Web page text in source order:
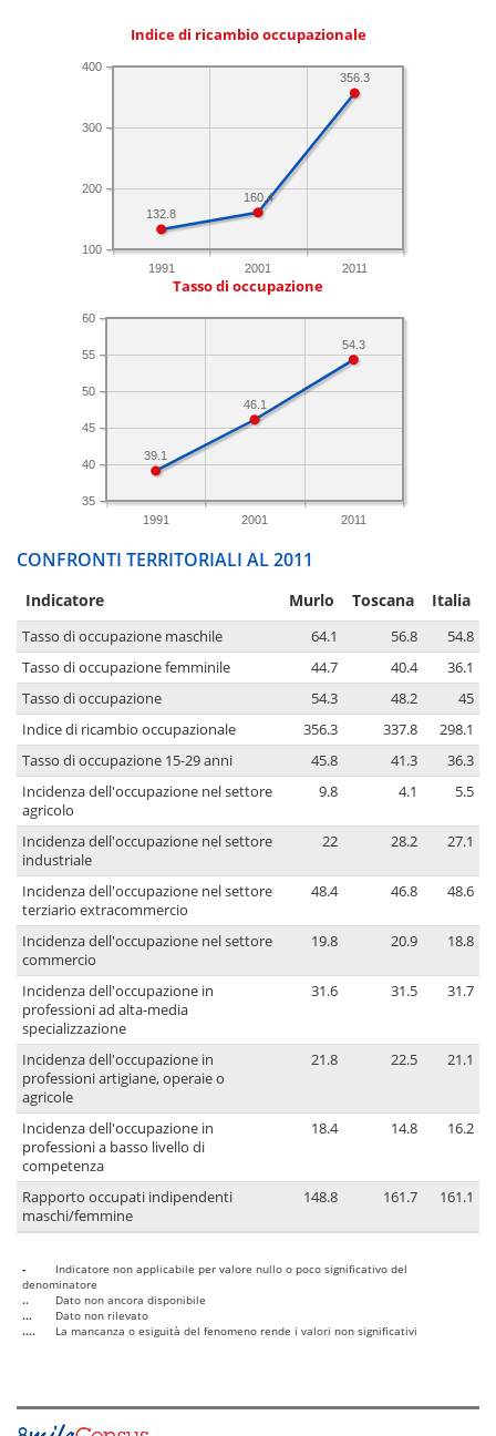
Indice di ricambio occupazionale
1991 2001 2011
100
200
300
400
356.3
160.4
132.8
Tasso di occupazione
1991 2001 2011
35
40
45
50
55
60
54.3
46.1
39.1
CONFRONTI TERRITORIALI AL 2011
Indicatore Murlo Toscana Italia
Tasso di occupazione maschile 64.1 56.8
54.8
Tasso di occupazione femminile
44.7 40.4
36.1
Tasso di occupazione
54.3 48.2
45
Indice di ricambio occupazionale
356.3 337.8
298.1
Tasso di occupazione 15-29 anni
45.8 41.3
36.3
Incidenza dell'occupazione nel settore
agricolo
9.8 4.1 5.5
Incidenza dell'occupazione nel settore
industriale
22 28.2 27.1
Incidenza dell'occupazione nel settore
terziario extracommercio
48.4 46.8 48.6
Incidenza dell'occupazione nel settore
commercio
19.8 20.9 18.8
Incidenza dell'occupazione in
professioni ad alta-media
specializzazione
31.6 31.5 31.7
Incidenza dell'occupazione in
professioni artigiane, operaie o
agricole
21.8 22.5 21.1
Incidenza dell'occupazione in
professioni a basso livello di
competenza
18.4 14.8 16.2
Rapporto occupati indipendenti
maschi/femmine
148.8 161.7 161.1
-
Indicatore non applicabile per valore nullo o poco significativo del
denominatore
..
Dato non ancora disponibile
...
Dato non rilevato
....
La mancanza o esiguità del fenomeno rende i valori non significativi